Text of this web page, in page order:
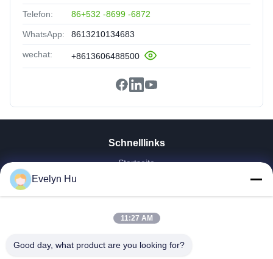
Telefon: 86+532 -8699 -6872
WhatsApp: 8613210134683
wechat: +8613606488500
Schnelllinks
Startseite
VR Show
Über Uns
Fabrik Tour
Qualitätskontrolle
Evelyn Hu
11:27 AM
Good day, what product are you looking for?